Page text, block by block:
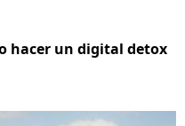
hacer un digital detox